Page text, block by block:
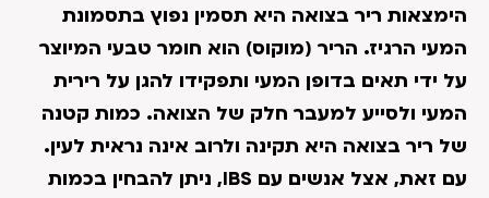
הימצאות ריר בצואה היא תסמין נפוץ בתסמונת
המעי הרגיז. הריר (מוקוס) הוא חומר טבעי המיוצר
על ידי תאים בדופן המעי ותפקידו להגן על רירית
המעי ולסייע למעבר חלק של הצואה. כמות קטנה
של ריר בצואה היא תקינה ולרוב אינה נראית לעין.
עם זאת, אצל אנשים עם IBS, ניתן להבחין בכמות